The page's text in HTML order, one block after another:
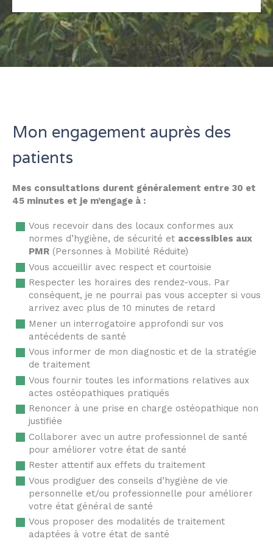
Mon engagement auprès des
patients
Mes consultations durent généralement entre 30 et
45 minutes et je m’engage à :
Vous recevoir dans des locaux conformes aux
normes d’hygiène, de sécurité et accessibles aux
PMR (Personnes à Mobilité Réduite)
Vous accueillir avec respect et courtoisie
Respecter les horaires des rendez-vous. Par
conséquent, je ne pourrai pas vous accepter si vous
arrivez avec plus de 10 minutes de retard
Mener un interrogatoire approfondi sur vos
antécédents de santé
Vous informer de mon diagnostic et de la stratégie
de traitement
Vous fournir toutes les informations relatives aux
actes ostéopathiques pratiqués
Renoncer à une prise en charge ostéopathique non
justifiée
Collaborer avec un autre professionnel de santé
pour améliorer votre état de santé
Rester attentif aux effets du traitement
Vous prodiguer des conseils d’hygiène de vie
personnelle et/ou professionnelle pour améliorer
votre état général de santé
Vous proposer des modalités de traitement
adaptées à votre état de santé